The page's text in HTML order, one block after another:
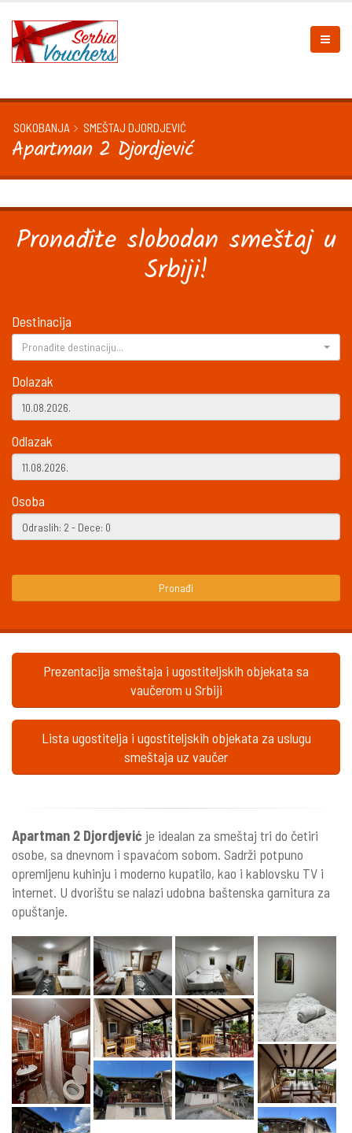
SOKOBANJA SMEŠTAJ DJORDJEVIĆ
Apartman 2 Djordjević
Pronađite slobodan smeštaj u
Srbiji!
Destinacija
Pronađite destinaciju...
Dolazak
Odlazak
Osoba
Pronađi
Prezentacija smeštaja i ugostiteljskih objekata sa
vaučerom u Srbiji
Lista ugostitelja i ugostiteljskih objekata za uslugu
smeštaja uz vaučer
Apartman 2 Djordjević je idealan za smeštaj tri do četiri
osobe, sa dnevnom i spavaćom sobom. Sadrži potpuno
opremljenu kuhinju i moderno kupatilo, kao i kablovsku TV i
internet. U dvorištu se nalazi udobna baštenska garnitura za
opuštanje.